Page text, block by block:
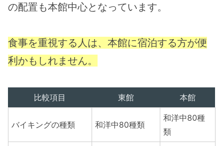
の配置も本館中心となっています。
食事を重視する人は、本館に宿泊する方が便
利かもしれません。
比較項目 東館 本館
バイキングの種類 和洋中80種類
和洋中80種
類